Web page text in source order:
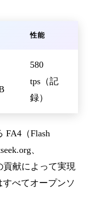
性能
580
tps（記
録）
FA4（Flash
、
貢献によって実現
べてオープンソ